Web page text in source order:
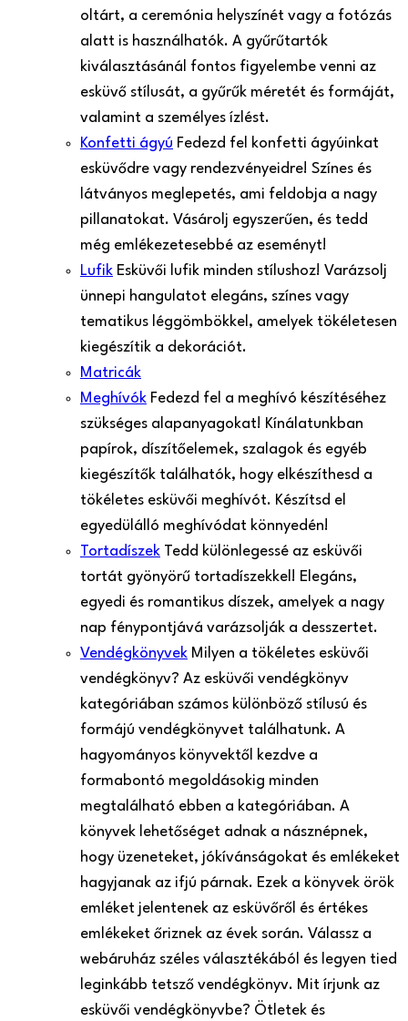
oltárt, a ceremónia helyszínét vagy a fotózás
alatt is használhatók. A gyűrűtartók
kiválasztásánál fontos figyelembe venni az
esküvő stílusát, a gyűrűk méretét és formáját,
valamint a személyes ízlést.
Konfetti ágyú Fedezd fel konfetti ágyúinkat
esküvődre vagy rendezvényeidre! Színes és
látványos meglepetés, ami feldobja a nagy
pillanatokat. Vásárolj egyszerűen, és tedd
még emlékezetesebbé az eseményt!
Lufik Esküvői lufik minden stílushoz! Varázsolj
ünnepi hangulatot elegáns, színes vagy
tematikus léggömbökkel, amelyek tökéletesen
kiegészítik a dekorációt.
Matricák
Meghívók Fedezd fel a meghívó készítéséhez
szükséges alapanyagokat! Kínálatunkban
papírok, díszítőelemek, szalagok és egyéb
kiegészítők találhatók, hogy elkészíthesd a
tökéletes esküvői meghívót. Készítsd el
egyedülálló meghívódat könnyedén!
Tortadíszek Tedd különlegessé az esküvői
tortát gyönyörű tortadíszekkel! Elegáns,
egyedi és romantikus díszek, amelyek a nagy
nap fénypontjává varázsolják a desszertet.
Vendégkönyvek Milyen a tökéletes esküvői
vendégkönyv? Az esküvői vendégkönyv
kategóriában számos különböző stílusú és
formájú vendégkönyvet találhatunk. A
hagyományos könyvektől kezdve a
formabontó megoldásokig minden
megtalálható ebben a kategóriában. A
könyvek lehetőséget adnak a násznépnek,
hogy üzeneteket, jókívánságokat és emlékeket
hagyjanak az ifjú párnak. Ezek a könyvek örök
emléket jelentenek az esküvőről és értékes
emlékeket őriznek az évek során. Válassz a
webáruház széles választékából és legyen tied
leginkább tetsző vendégkönyv. Mit írjunk az
esküvői vendégkönyvbe? Ötletek és